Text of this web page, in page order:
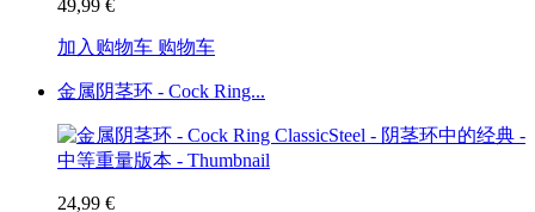
49,99 €
加入购物车 购物车
金属阴茎环 - Cock Ring...
24,99 €